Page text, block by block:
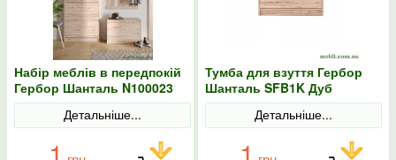
Набір меблів в передпокій
Гербор Шанталь N100023
Дуб санремо світлий
Детальніше...
Тумба для взуття Гербор
Шанталь SFB1K Дуб
санремо світлий
Детальніше...